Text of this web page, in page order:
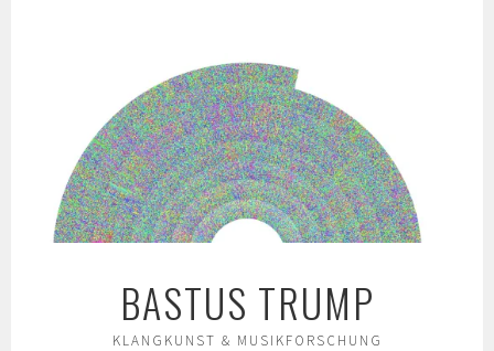
BASTUS TRUMP
KLANGKUNST & MUSIKFORSCHUNG